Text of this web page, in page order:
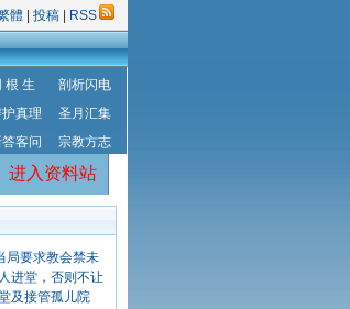
體 投稿 RSS
根 生
剖析闪电
真理
圣月汇集
答客问 宗教方志
进入资料站